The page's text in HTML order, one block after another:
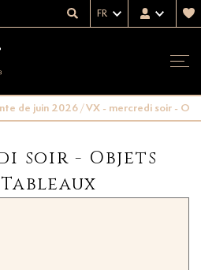
FR
de juin 2026/VX - mercredi soir -
soir - Objets